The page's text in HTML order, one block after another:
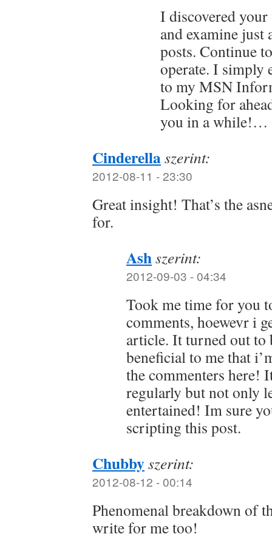
I discovered
and examine just
posts. Continue
operate. I simply
to my MSN
Looking for
you in a while!…
Cinderellaszerint:
2012-08-11 - 23:30
Great insight! That’s the
for.
Ashszerint:
2012-09-03 - 04:34
Took me time for you
comments, hoewevr i
article. It turned out to
beneficial to me that
the commenters here!
regularly but not only
entertained! Im sure
scripting this post.
Chubbyszerint:
2012-08-12 - 00:14
Phenomenal breakdown of
write for me too!